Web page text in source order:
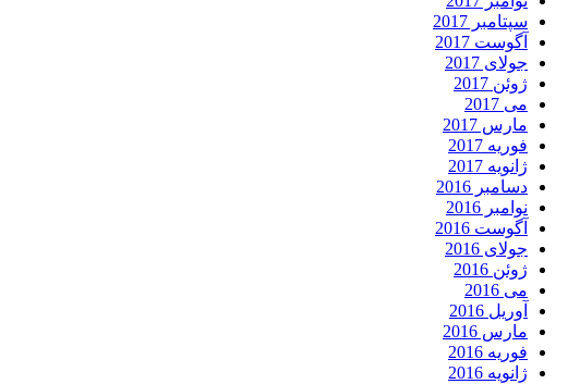
سپتامبر 2017
آگوست 2017
جولای 2017
ژوئن 2017
می 2017
مارس 2017
فوریه 2017
ژانویه 2017
دسامبر 2016
نوامبر 2016
آگوست 2016
جولای 2016
ژوئن 2016
می 2016
آوریل 2016
مارس 2016
فوریه 2016
ژانویه 2016